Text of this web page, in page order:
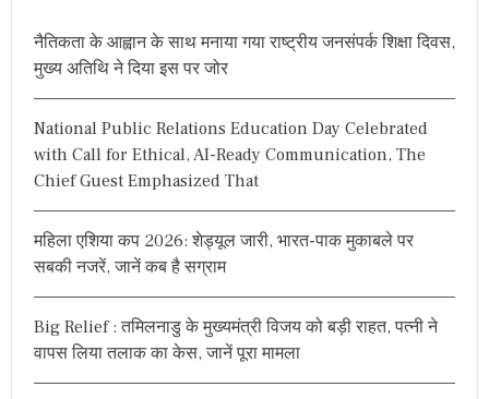
नैतिकता के आह्वान के साथ मनाया गया राष्ट्रीय जनसंपर्क शिक्षा दिवस,
मुख्य अतिथि ने दिया इस पर जोर
National Public Relations Education Day Celebrated
with Call for Ethical, AI-Ready Communication, The
Chief Guest Emphasized That
महिला एशिया कप 2026: शेड्यूल जारी, भारत-पाक मुकाबले पर
सबकी नजरें, जानें कब है सग्राम
Big Relief : तमिलनाडु के मुख्यमंत्री विजय को बड़ी राहत, पत्नी ने
वापस लिया तलाक का केस, जानें पूरा मामला